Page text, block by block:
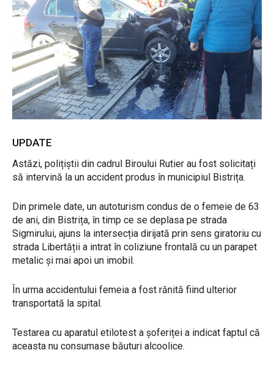
UPDATE
Astăzi, polițiștii din cadrul Biroului Rutier au fost solicitați
să intervină la un accident produs în municipiul Bistrița.
Din primele date, un autoturism condus de o femeie de 63
de ani, din Bistrița, în timp ce se deplasa pe strada
Sigmirului, ajuns la intersecția dirijată prin sens giratoriu cu
strada Libertății a intrat în coliziune frontală cu un parapet
metalic și mai apoi un imobil.
În urma accidentului femeia a fost rănită fiind ulterior
transportată la spital.
Testarea cu aparatul etilotest a șoferiței a indicat faptul că
aceasta nu consumase băuturi alcoolice.